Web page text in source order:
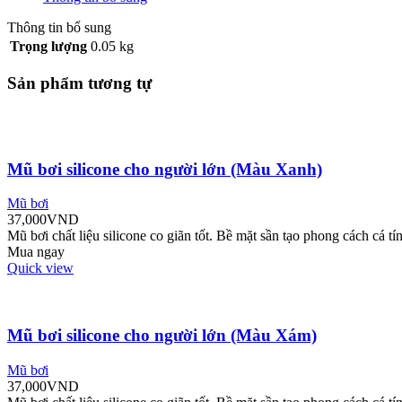
Thông tin bổ sung
Trọng lượng 0.05 kg
Sản phẩm tương tự
Mũ bơi silicone cho người lớn (Màu Xanh)
Mũ bơi
37,000VND
Mũ bơi chất liệu silicone co giãn tốt. Bề mặt sần tạo phong cách cá
Mua ngay
Quick view
Mũ bơi silicone cho người lớn (Màu Xám)
Mũ bơi
37,000VND